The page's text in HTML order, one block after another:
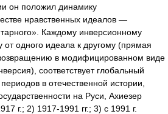
он положил динамику
нравственных идеалов —
Каждому инверсионному
от одного идеала к другому (прямая
в модифицированном виде
соответствует глобальный
в отечественной истории,
на Руси, Ахиезер
г.; 2) 1917-1991 гг.; 3) с 1991 г.